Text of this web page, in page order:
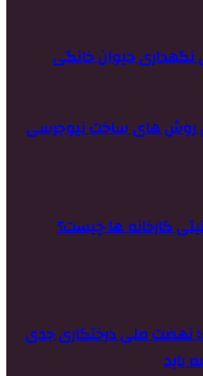
روش های ساخت نیوجرسی
کارخانه ها چیست؟
نهضت ملی درختکاری جدی
یابد